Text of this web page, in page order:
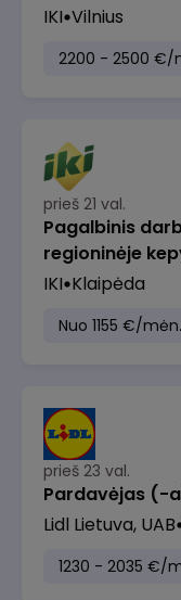
IKI Vilnius
2200 - 2500 €/
prieš 21 val.
Pagalbinis
regioninėje
IKI Klaipėda
Nuo 1155 €/mėn.
prieš 23 val.
Pardavėjas (-
Lidl Lietuva, UAB
1230 - 2035 €/